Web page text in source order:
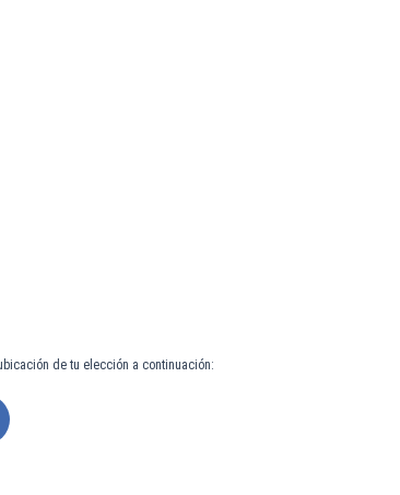
de tu elección a continuación: